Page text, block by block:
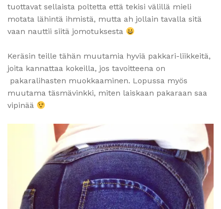
tuottavat sellaista poltetta että tekisi välillä mieli
motata lähintä ihmistä, mutta ah jollain tavalla sitä
vaan nauttii siitä jomotuksesta
Keräsin teille tähän muutamia hyviä pakkari-liikkeitä,
joita kannattaa kokeilla, jos tavoitteena on
pakaralihasten muokkaaminen. Lopussa myös
muutama täsmävinkki, miten laiskaan pakaraan saa
vipinää